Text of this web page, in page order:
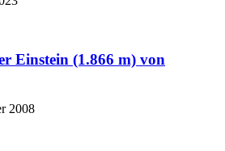
Einstein (1.866 m) von
2008